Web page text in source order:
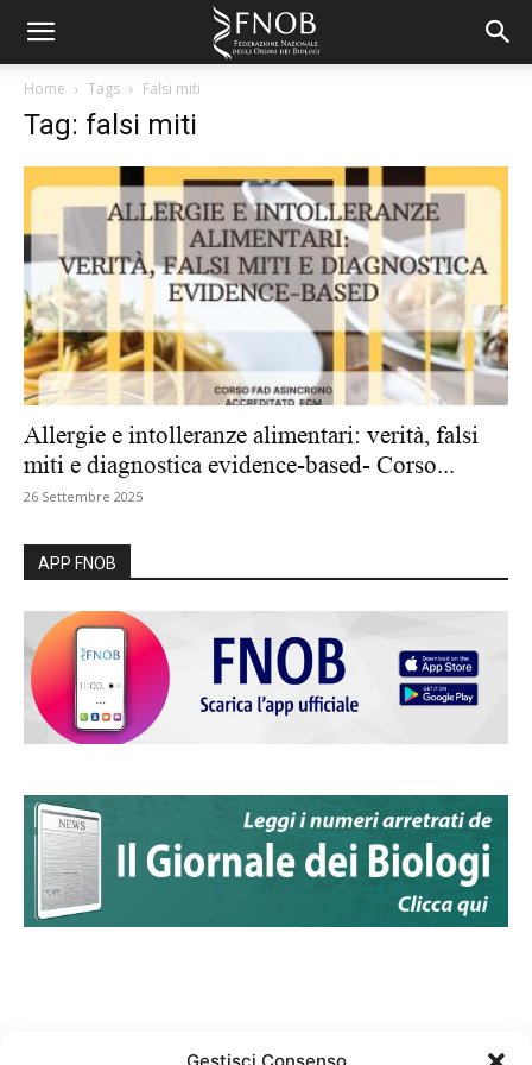
Home Tags Falsi miti
Tag: falsi miti
Allergie e intolleranze alimentari: verità, falsi
miti e diagnostica evidence-based- Corso...
26 Settembre 2025
APP FNOB